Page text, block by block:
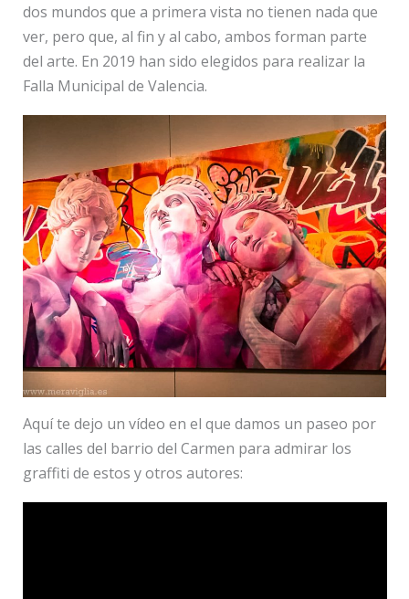
dos mundos que a primera vista no tienen nada que
ver, pero que, al fin y al cabo, ambos forman parte
del arte. En 2019 han sido elegidos para realizar la
Falla Municipal de Valencia.
Aquí te dejo un vídeo en el que damos un paseo por
las calles del barrio del Carmen para admirar los
graffiti de estos y otros autores: